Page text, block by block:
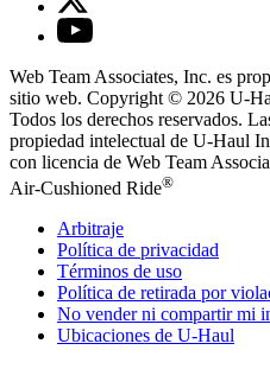
Web Team Associates, Inc. es
sitio web. Copyright © 2026 U-
Todos los derechos reservados.
propiedad intelectual de U-Haul
con licencia de Web Team
Air-Cushioned Ride®
Arbitraje
Política de privacidad
Términos de uso
Política de retirada por
No vender ni compartir mi
Ubicaciones de U-Haul